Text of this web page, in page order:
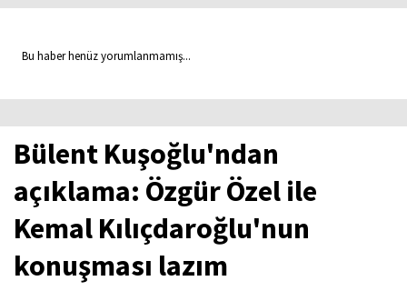
Bu haber henüz yorumlanmamış...
Bülent Kuşoğlu'ndan
açıklama: Özgür Özel ile
Kemal Kılıçdaroğlu'nun
konuşması lazım